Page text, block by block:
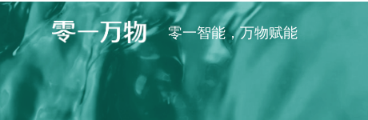
零一智能，万物赋能